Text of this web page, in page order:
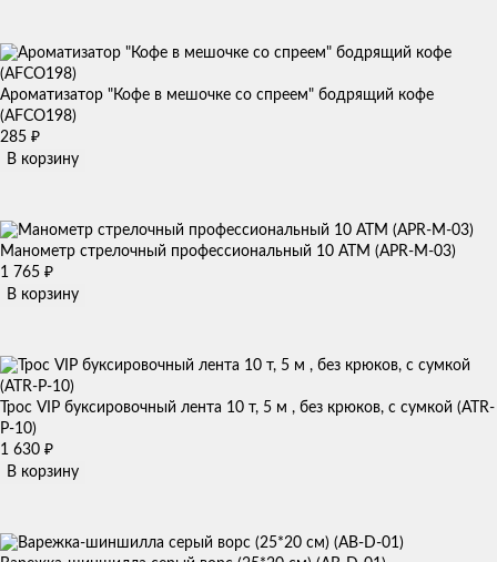
Ароматизатор "Кофе в мешочке со спреем" бодрящий кофе
(AFCO198)
285 ₽
В корзину
Манометр стрелочный профессиональный 10 АТМ (APR-M-03)
1 765 ₽
В корзину
Трос VIP буксировочный лента 10 т, 5 м , без крюков, с сумкой (ATR-
P-10)
1 630 ₽
В корзину